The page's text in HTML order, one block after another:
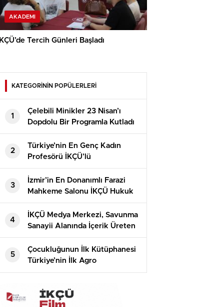
AKADEMI
İKÇÜ’de Tercih Günleri Başladı
KATEGORİNİN POPÜLERLERİ
1
Çelebili Minikler 23 Nisan’ı
Dopdolu Bir Programla Kutladı
2
Türkiye’nin En Genç Kadın
Profesörü İKÇÜ’lü
3
İzmir’in En Donanımlı Farazi
Mahkeme Salonu İKÇÜ Hukuk
Fakültesi’nde Açıldı
4
İKÇÜ Medya Merkezi, Savunma
Sanayii Alanında İçerik Üreten
Kaner Kurt’u Ağırladı
5
Çocukluğunun İlk Kütüphanesi
Türkiye’nin İlk Agro
Kütüphanesi Oldu